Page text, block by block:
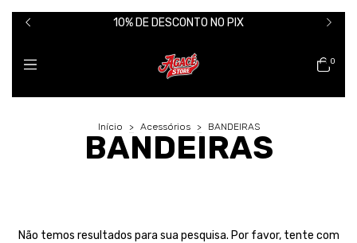
10% DE DESCONTO NO PIX
0
Início > Acessórios > BANDEIRAS
BANDEIRAS
Não temos resultados para sua pesquisa. Por favor, tente com